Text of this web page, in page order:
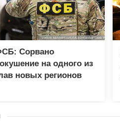
Сорвано
на одного из
новых регионов